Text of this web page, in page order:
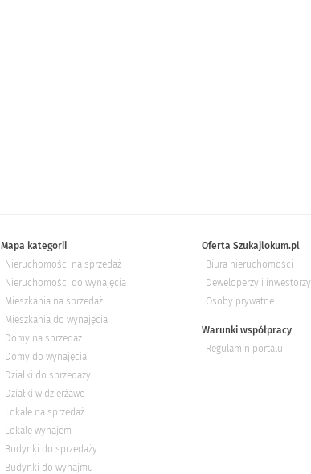
Mapa kategorii
Nieruchomości na sprzedaż
Nieruchomości do wynajęcia
Mieszkania na sprzedaż
Mieszkania do wynajęcia
Domy na sprzedaż
Domy do wynajęcia
Działki do sprzedaży
Działki w dzierżawe
Lokale na sprzedaż
Lokale wynajem
Budynki do sprzedaży
Budynki do wynajmu
Oferta Szukajlokum.pl
Biura nieruchomości
Deweloperzy i inwestorzy
Osoby prywatne
Warunki współpracy
Regulamin portalu